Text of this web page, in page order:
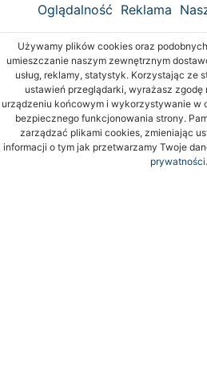
Oglądalność Reklama
Używamy plików cookies oraz
umieszczanie naszym zewnętrznym
usług, reklamy, statystyk. Korzystając ze
ustawień przeglądarki, wyrażasz
urządzeniu końcowym i wykorzystywanie w
bezpiecznego funkcjonowania strony.
zarządzać plikami cookies, zmieniając
informacji o tym jak przetwarzamy Twoje
prywatności.